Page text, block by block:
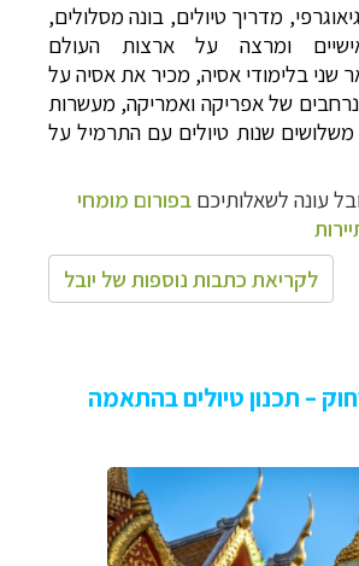
מדריך טיולים, בונה מסלולים,
ומרצה על ארצות העולם
שני בלימודי אסיה, מכיר את אסיה על
נרחבים של אפריקה ואמריקה, מעשרות
משלושים שנות טיולים עם התרמיל על
עונה לשאלותיכם בפורום מומחי
לקריאת כתבות נוספות של יובל
– תכנון טיולים בהתאמה